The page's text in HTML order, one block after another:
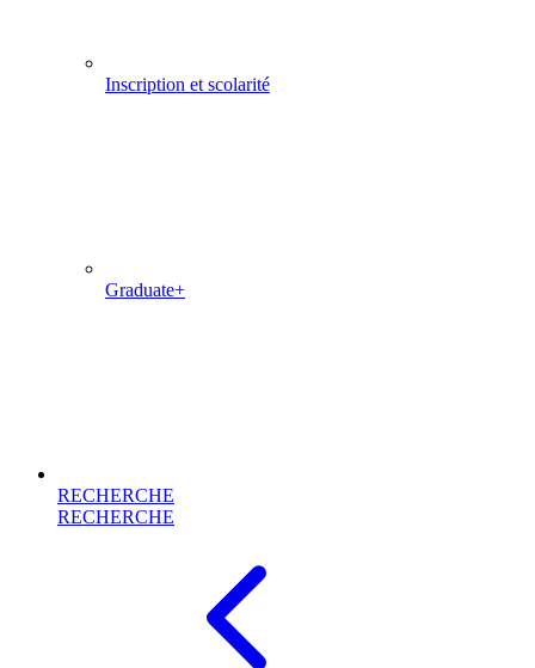
Inscription et scolarité
Graduate+
RECHERCHE
RECHERCHE